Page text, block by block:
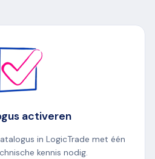
activeren
in LogicTrade met één
kennis nodig.